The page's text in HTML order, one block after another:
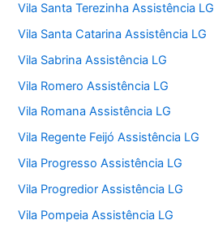
Vila Santa Terezinha Assistência LG
Vila Santa Catarina Assistência LG
Vila Sabrina Assistência LG
Vila Romero Assistência LG
Vila Romana Assistência LG
Vila Regente Feijó Assistência LG
Vila Progresso Assistência LG
Vila Progredior Assistência LG
Vila Pompeia Assistência LG